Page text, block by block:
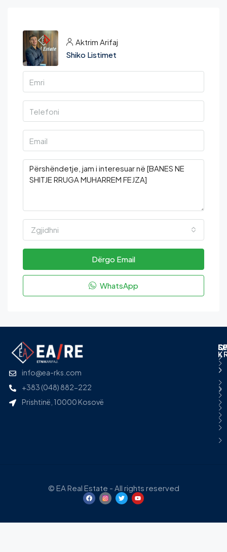
Aktrim Arifaj
Shiko Listimet
Zgjidhni
Dërgo Email
WhatsApp
info@ea-rks.com
+383 (048) 882-222
Prishtinë, 10000 Kosovë
© EA Real Estate - All rights reserved